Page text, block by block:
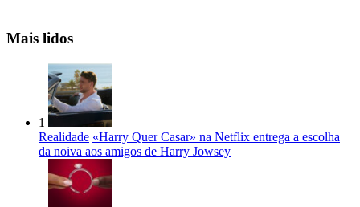
Mais lidos
1
Realidade «Harry Quer Casar» na Netflix entrega a escolha
da noiva aos amigos de Harry Jowsey